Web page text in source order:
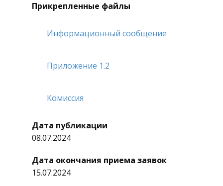
Прикрепленные файлы
Информационный сообщение
Приложение 1.2
Комиссия
Дата публикации
08.07.2024
Дата окончания приема заявок
15.07.2024